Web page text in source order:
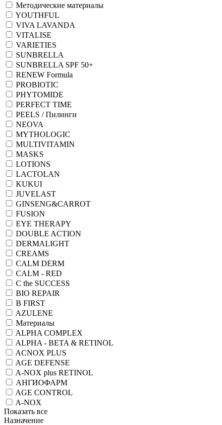
Методические материалы
YOUTHFUL
VIVA LAVANDA
VITALISE
VARIETIES
SUNBRELLA
SUNBRELLA SPF 50+
RENEW Formula
PROBIOTIC
PHYTOMIDE
PERFECT TIME
PEELS / Пилинги
NEOVA
MYTHOLOGIC
MULTIVITAMIN
MASKS
LOTIONS
LACTOLAN
KUKUI
JUVELAST
GINSENG&CARROT
FUSION
EYE THERAPY
DOUBLE ACTION
DERMALIGHT
CREAMS
CALM DERM
CALM - RED
C the SUCCESS
BIO REPAIR
B FIRST
AZULENE
Материалы
ALPHA COMPLEX
ALPHA - BETA & RETINOL
ACNOX PLUS
AGE DEFENSE
A-NOX plus RETINOL
АНГИОФАРМ
AGE CONTROL
A-NOX
Показать все
Назначение